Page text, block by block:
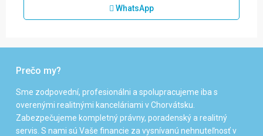
WhatsApp
Prečo my?
Sme zodpovední, profesionálni a spolupracujeme iba s
overenými realitnými kanceláriami v Chorvátsku.
Zabezpečujeme kompletný právny, poradenský a realitný
servis. S nami sú Vaše financie za vysnívanú nehnuteľnosť v